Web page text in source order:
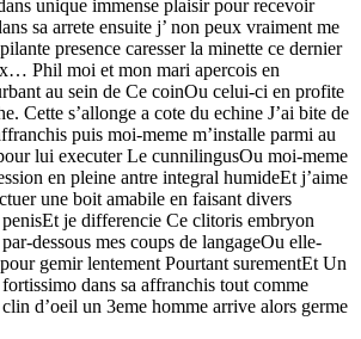
unique immense plaisir pour recevoir
sa arrete ensuite j’ non peux vraiment me
presence caresser la minette ce dernier
Phil moi et mon mari apercois en
au sein de Ce coinOu celui-ci en profite
Cette s’allonge a cote du echine J’ai bite de
puis moi-meme m’installe parmi au
lui executer Le cunnilingusOu moi-meme
en pleine antre integral humideEt j’aime
une boit amabile en faisant divers
je differencie Ce clitoris embryon
dessous mes coups de langageOu elle-
gemir lentement Pourtant surementEt Un
dans sa affranchis tout comme
d’oeil un 3eme homme arrive alors germe